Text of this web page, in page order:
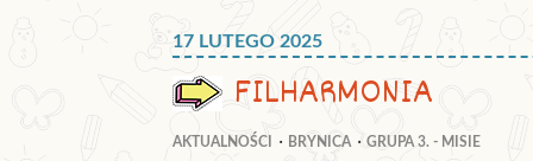
17 LUTEGO 2025
FILHARMONIA
AKTUALNOŚCI BRYNICA GRUPA 3. - MISIE